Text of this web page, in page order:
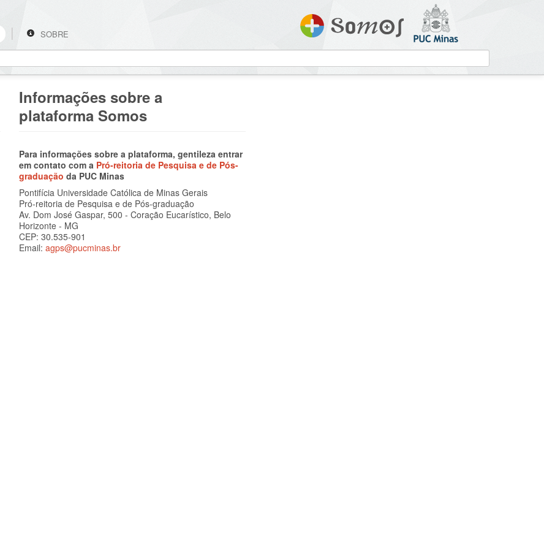
SOBRE
Informações sobre a
plataforma Somos
Para informações sobre a plataforma, gentileza entrar
em contato com a Pró-reitoria de Pesquisa e de Pós-
graduação da PUC Minas
Pontifícia Universidade Católica de Minas Gerais
Pró-reitoria de Pesquisa e de Pós-graduação
Av. Dom José Gaspar, 500 - Coração Eucarístico, Belo
Horizonte - MG
CEP: 30.535-901
Email: agps@pucminas.br